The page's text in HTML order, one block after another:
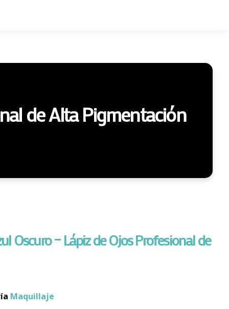
de Alta Pigmentación
Oscuro – Lápiz de Ojos Profesional de
Maquillaje